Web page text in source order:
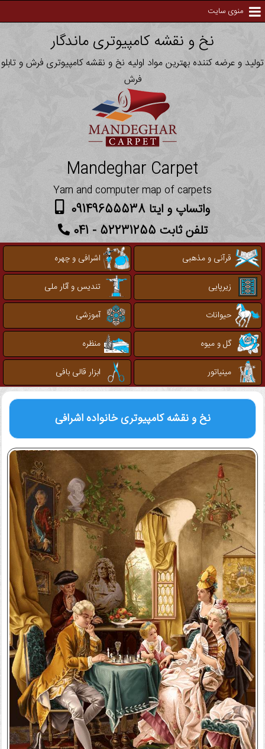
منوی سایت
نخ و نقشه کامپیوتری ماندگار
تولید و عرضه کننده بهترین مواد اولیه نخ و نقشه کامپیوتری فرش و تابلو
فرش
Mandeghar Carpet
Yarn and computer map of carpets
واتساپ و ایتا 09149655538
تلفن ثابت 52231255 - 041
قرآنی و مذهبی
اشرافی و چهره
زیرپایی
تندیس و آثار ملی
حیوانات
آموزشی
گل و میوه
منظره
مینیاتور
ابزار قالی بافی
نخ و نقشه کامپیوتریخانواده اشرافی